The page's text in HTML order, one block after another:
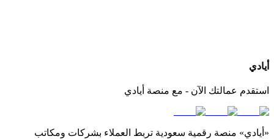
أيادي
استقدم عمالتك الآن - مع منصة أيادي
«أيادي» منصة رقمية سعودية تربط العملاء بشركات ومكاتب